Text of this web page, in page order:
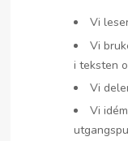
Vi
Vi
i teksten
Vi
Vi